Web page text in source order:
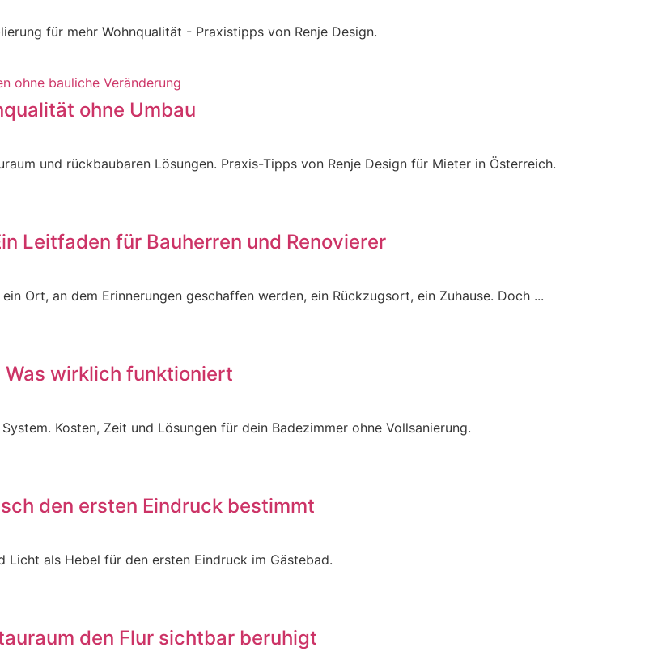
für mehr Wohnqualität - Praxistipps von Renje Design.
ohne Umbau
und rückbaubaren Lösungen. Praxis-Tipps von Renje Design für Mieter in Österreich.
Leitfaden für Bauherren und Renovierer
Ort, an dem Erinnerungen geschaffen werden, ein Rückzugsort, ein Zuhause. Doch ...
Was wirklich funktioniert
Kosten, Zeit und Lösungen für dein Badezimmer ohne Vollsanierung.
den ersten Eindruck bestimmt
Licht als Hebel für den ersten Eindruck im Gästebad.
den Flur sichtbar beruhigt